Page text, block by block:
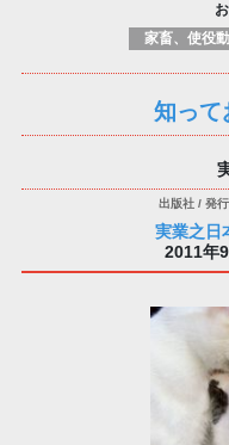
家畜、使役
知って
実業之日
2011年9